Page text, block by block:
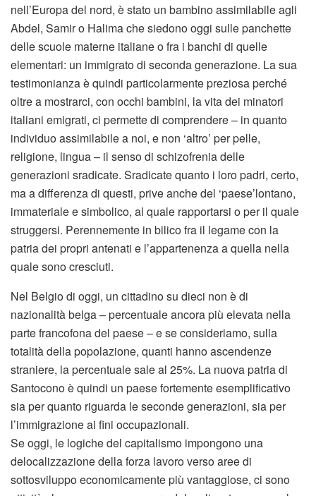
nell’Europa del nord, è stato un bambino assimilabile agli
Abdel, Samir o Halima che siedono oggi sulle panchette
delle scuole materne italiane o fra i banchi di quelle
elementari: un immigrato di seconda generazione. La sua
testimonianza è quindi particolarmente preziosa perché
oltre a mostrarci, con occhi bambini, la vita dei minatori
italiani emigrati, ci permette di comprendere – in quanto
individuo assimilabile a noi, e non ‘altro’ per pelle,
religione, lingua – il senso di schizofrenia delle
generazioni sradicate. Sradicate quanto i loro padri, certo,
ma a differenza di questi, prive anche del ‘paese’lontano,
immateriale e simbolico, al quale rapportarsi o per il quale
struggersi. Perennemente in bilico fra il legame con la
patria dei propri antenati e l’appartenenza a quella nella
quale sono cresciuti.
Nel Belgio di oggi, un cittadino su dieci non è di
nazionalità belga – percentuale ancora più elevata nella
parte francofona del paese – e se consideriamo, sulla
totalità della popolazione, quanti hanno ascendenze
straniere, la percentuale sale al 25%. La nuova patria di
Santocono è quindi un paese fortemente esemplificativo
sia per quanto riguarda le seconde generazioni, sia per
l’immigrazione ai fini occupazionali.
Se oggi, le logiche del capitalismo impongono una
delocalizzazione della forza lavoro verso aree di
sottosviluppo economicamente più vantaggiose, ci sono